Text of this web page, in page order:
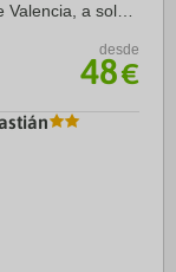
a solo
desde
48€